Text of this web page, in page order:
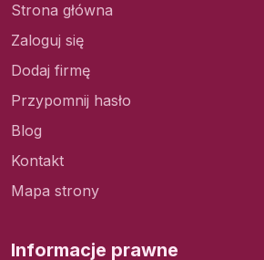
Strona główna
Zaloguj się
Dodaj firmę
Przypomnij hasło
Blog
Kontakt
Mapa strony
Informacje prawne